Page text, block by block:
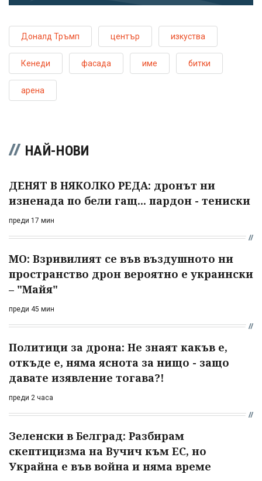
Доналд Тръмп център изкуства
Кенеди фасада име битки
арена
НАЙ-НОВИ
ДЕНЯТ В НЯКОЛКО РЕДА: дронът ни
изненада по бели гащ... пардон - тениски
преди 17 мин
МО: Взривилият се във въздушното ни
пространство дрон вероятно е украински
– "Майя"
преди 45 мин
Политици за дрона: Не знаят какъв е,
откъде е, няма яснота за нищо - защо
давате изявление тогава?!
преди 2 часа
Зеленски в Белград: Разбирам
скептицизма на Вучич към ЕС, но
Украйна е във война и няма време